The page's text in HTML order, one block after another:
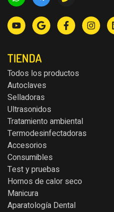
TIENDA
Todos los productos
Autoclaves
Selladoras
Ultrasonidos
Tratamiento ambiental
Termodesinfectadoras
Accesorios
Consumibles
Test y pruebas
Hornos de calor seco
Manicura
Aparatología Dental